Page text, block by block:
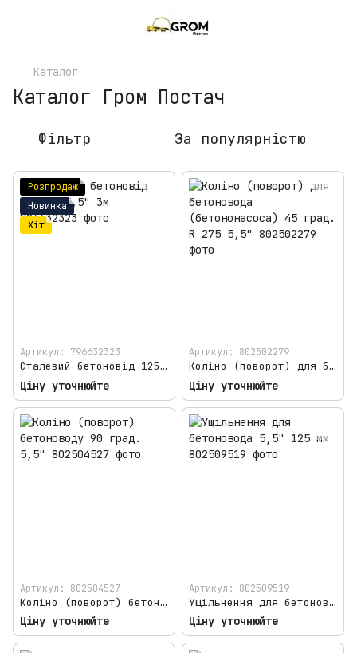
Каталог
Каталог Гром Постач
Фільтр За популярністю
Розпродаж
Новинка
Хіт
Артикул: 796632323
Сталевий бетоновід 125 мм 5,5" 3м
Ціну уточнюйте
Артикул: 802502279
Коліно (поворот) для бетоновода (бетононасоса) 45 град. R 275 5,5"
Ціну уточнюйте
Артикул: 802504527
Коліно (поворот) бетоноводу 90 град. 5,5"
Ціну уточнюйте
Артикул: 802509519
Ущільнення для бетоновода 5,5" 125 мм
Ціну уточнюйте